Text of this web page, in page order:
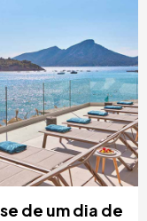
de um dia de